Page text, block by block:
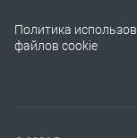
Политика
файлов cookie